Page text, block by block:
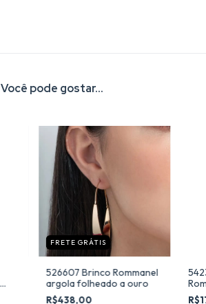
Você pode gostar...
FRETE GRÁTIS
526607 Brinco Rommanel
argola folheado a ouro
R$438,00